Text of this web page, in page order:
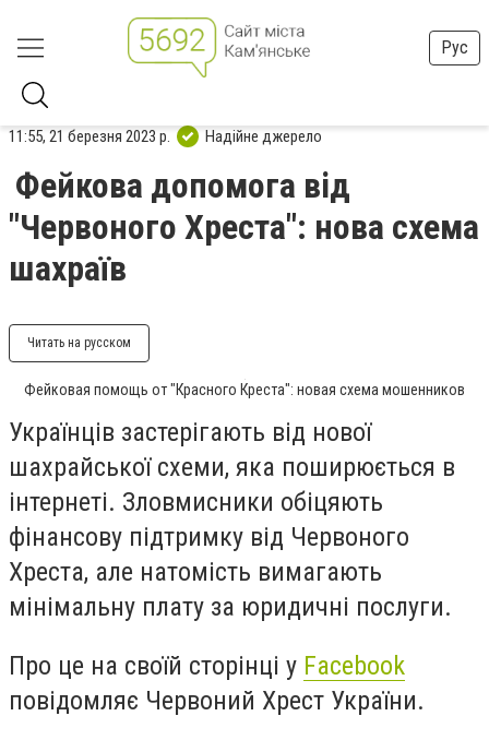
Рус
11:55, 21 березня 2023 р. Надійне джерело
Фейкова допомога від
"Червоного Хреста": нова схема
шахраїв
Читать на русском
Фейковая помощь от "Красного Креста": новая схема мошенников
Українців застерігають від нової
шахрайської схеми, яка поширюється в
інтернеті. Зловмисники обіцяють
фінансову підтримку від Червоного
Хреста, але натомість вимагають
мінімальну плату за юридичні послуги.
Про це на своїй сторінці у Facebook
повідомляє Червоний Хрест України.